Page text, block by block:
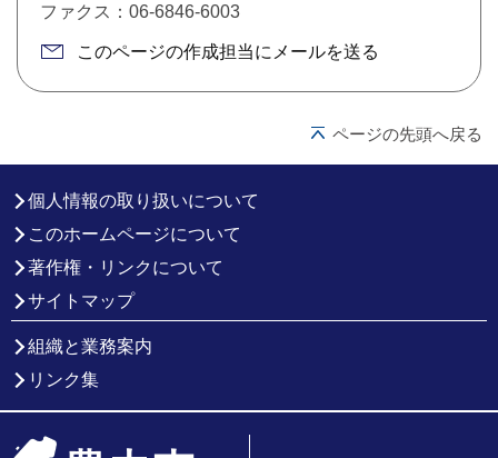
ファクス：06-6846-6003
このページの作成担当にメールを送る
ページの先頭へ戻る
個人情報の取り扱いについて
このホームページについて
著作権・リンクについて
サイトマップ
組織と業務案内
リンク集